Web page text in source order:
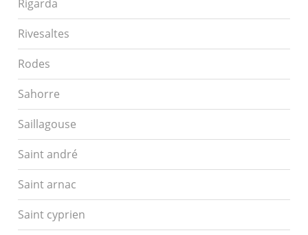
Rigarda
Rivesaltes
Rodes
Sahorre
Saillagouse
Saint andré
Saint arnac
Saint cyprien